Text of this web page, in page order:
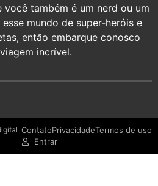
você também é um nerd ou um
mundo de super-heróis e
então embarque conosco
incrível.
ContatoPrivacidadeTermos de uso
Entrar